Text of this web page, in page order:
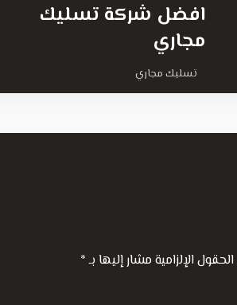
افضل شركة تسليك
مجاري
تسليك مجاري
الحقول الإلزامية مشار إليها بـ*